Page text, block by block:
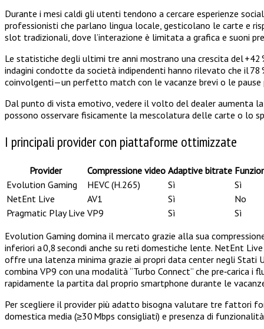
Durante i mesi caldi gli utenti tendono a cercare esperienze
professionisti che parlano lingua locale, gesticolano le carte e
slot tradizionali, dove l’interazione è limitata a grafica e suoni
Le statistiche degli ultimi tre anni mostrano una crescita del
indagini condotte da società indipendenti hanno rilevato che il
coinvolgenti—un perfetto match con le vacanze brevi o le pause
Dal punto di vista emotivo, vedere il volto del dealer aumenta la
possono osservare fisicamente la mescolatura delle carte o lo
I principali provider con piattaforme ottimizzate
Provider Compressione video Adaptive bitrate
Evolution Gaming
HEVC (H.265) Sì
Sì
NetEnt Live
AV1 Sì
No
Pragmatic Play Live VP9 Sì
Sì
Evolution Gaming domina il mercato grazie alla sua
inferiori a 0,8 secondi anche su reti domestiche lente. NetEnt
offre una latenza minima grazie ai propri data center negli Stati
combina VP9 con una modalità “Turbo Connect” che
rapidamente la partita dal proprio smartphone durante le
Per scegliere il provider più adatto bisogna valutare tre fattori
domestica media (≥30 Mbps consigliati) e presenza di